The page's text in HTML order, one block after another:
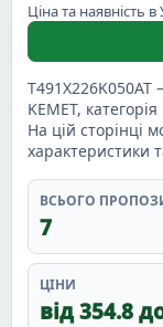
Ціна та наявність
KEMET,
На цій сторінці
характеристики
ВСЬОГО
7
ЦІНИ
від 354.8